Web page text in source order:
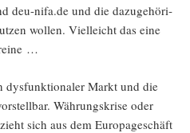
deu-nifa.de und die dazu­ge­hö­ri­
wol­len. Viel­leicht das eine
…
dys­funk­tio­na­ler Markt und die
Wäh­rungs­kri­se oder
sich aus dem Euro­pa­ge­schäft